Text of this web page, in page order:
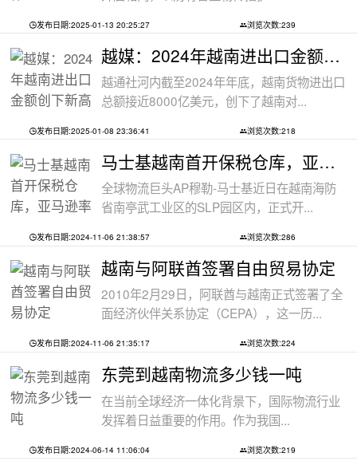
发布日期:2025-01-13 20:25:27 浏览次数:239
越媒：2024年越南进出口金额创下新高纪录
越通社河内截至2024年年底，越南货物进出口
总额接近8000亿美元，创下了越南对...
发布日期:2025-01-08 23:36:41 浏览次数:218
马士基越南首开保税仓库，亚马逊率先入
全球物流巨头AP穆勒-马士基近日在越南海防
省南亭武工业区的SLP园区内，正式开...
发布日期:2024-11-06 21:38:57 浏览次数:286
越南与阿联酋签署自由贸易协定
2010年2月29日，阿联酋与越南正式签署了全
面经济伙伴关系协定（CEPA），这一历...
发布日期:2024-11-06 21:35:17 浏览次数:224
东莞到越南物流多少钱一吨
在当前全球经济一体化背景下，国际物流行业
发挥着日益重要的作用。作为我国...
发布日期:2024-06-14 11:06:04 浏览次数:219